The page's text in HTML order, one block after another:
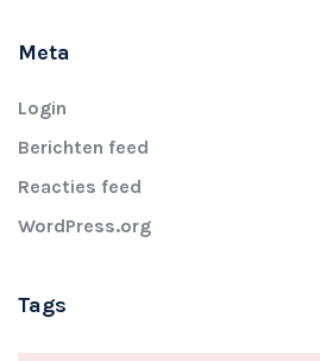
Meta
Login
Berichten feed
Reacties feed
WordPress.org
Tags